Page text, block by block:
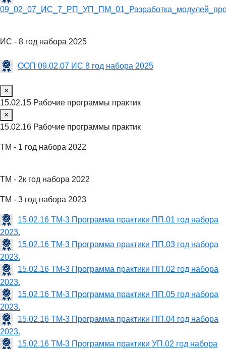
ИС - 8 год набора 2025
ООП 09.02.07 ИС 8 год набора 2025
×
15.02.15 Рабочие программы практик
×
15.02.16 Рабочие программы практик
ТМ - 1 год набора 2022
ТМ - 2к год набора 2022
ТМ - 3 год набора 2023
15.02.16 ТМ-3 Программа практики ПП.01 год набора
2023.
15.02.16 ТМ-3 Программа практики ПП.03 год набора
2023.
15.02.16 ТМ-3 Программа практики ПП.02 год набора
2023.
15.02.16 ТМ-3 Программа практики ПП.05 год набора
2023.
15.02.16 ТМ-3 Программа практики ПП.04 год набора
2023.
15.02.16 ТМ-3 Программа практики УП.02 год набора